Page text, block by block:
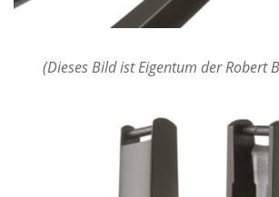
(Dieses Bild ist Eigentum der Robert